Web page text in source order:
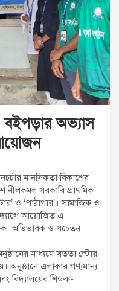
বইপড়ার অভ্যাস
মানসিকতা বিকাশের
নীলকমল সরকারি প্রাথমিক
ও ‘পাঠাগার’। সামাজিক ও
আয়োজিত এ
অভিভাবক ও সচেতন
মাধ্যমে সততা স্টোর
অনুষ্ঠানে এলাকার গণ্যমান্য
বিদ্যালয়ের শিক্ষক-